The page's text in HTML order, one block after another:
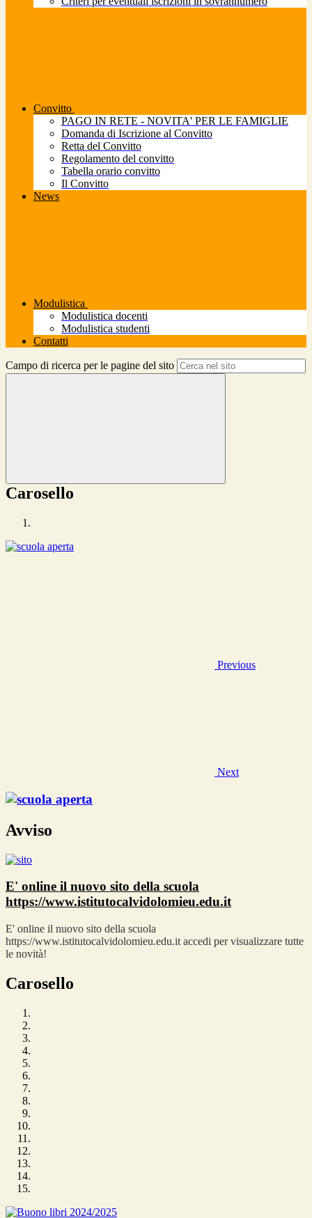
Convitto
PAGO IN RETE - NOVITA' PER LE FAMIGLIE
Domanda di Iscrizione al Convitto
Retta del Convitto
Regolamento del convitto
Tabella orario convitto
Il Convitto
News
Modulistica
Modulistica docenti
Modulistica studenti
Contatti
Campo di ricerca per le pagine del sito
Carosello
Previous
Next
Avviso
E' online il nuovo sito della scuola
https://www.istitutocalvidolomieu.edu.it
E' online il nuovo sito della scuola
https://www.istitutocalvidolomieu.edu.it accedi per visualizzare tutte
le novità!
Carosello